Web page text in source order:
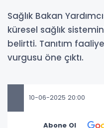
Sağlık Bakan
küresel sağlık
belirtti. Tanıtım
vurgusu öne çıktı.
10-06-2025 20:00
Abone Ol